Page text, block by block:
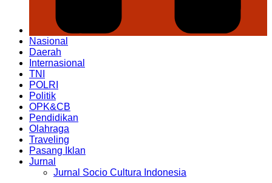
Nasional
Daerah
Internasional
TNI
POLRI
Politik
OPK&CB
Pendidikan
Olahraga
Traveling
Pasang Iklan
Jurnal
Jurnal Socio Cultura Indonesia